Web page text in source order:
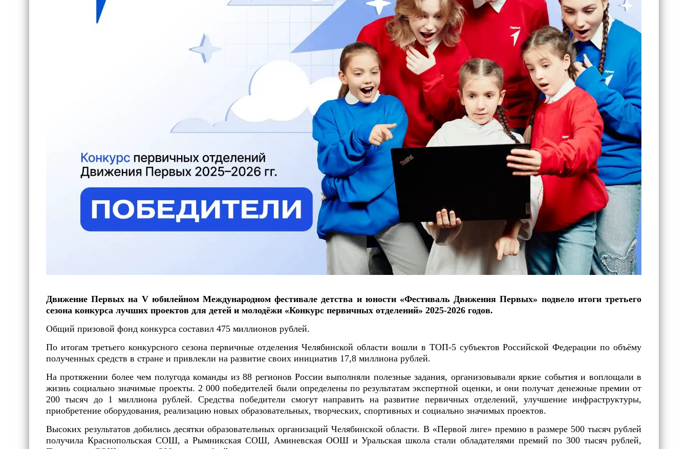
Движение Первых на V юбилейном Международном фестивале детства и юности «Фестиваль Движения Первых» подвело итоги третьего
сезона конкурса лучших проектов для детей и молодёжи «Конкурс первичных отделений» 2025-2026 годов.
Общий призовой фонд конкурса составил 475 миллионов рублей.
По итогам третьего конкурсного сезона первичные отделения Челябинской области вошли в ТОП-5 субъектов Российской Федерации по объёму
полученных средств в стране и привлекли на развитие своих инициатив 17,8 миллиона рублей.
На протяжении более чем полугода команды из 88 регионов России выполняли полезные задания, организовывали яркие события и воплощали в
жизнь социально значимые проекты. 2 000 победителей были определены по результатам экспертной оценки, и они получат денежные премии от
200 тысяч до 1 миллиона рублей. Средства победители смогут направить на развитие первичных отделений, улучшение инфраструктуры,
приобретение оборудования, реализацию новых образовательных, творческих, спортивных и социально значимых проектов.
Высоких результатов добились десятки образовательных организаций Челябинской области. В «Первой лиге» премию в размере 500 тысяч рублей
получила Краснопольская СОШ, а Рымникская СОШ, Аминевская ООШ и Уральская школа стали обладателями премий по 300 тысяч рублей,